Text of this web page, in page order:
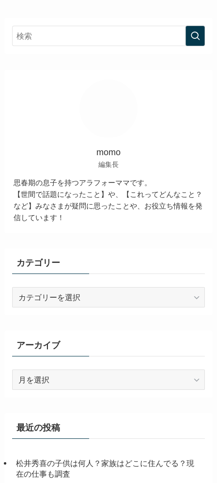
momo
編集長
思春期の息子を持つアラフォーママです。
【世間で話題になったこと】や、【これってどんなこと？
など】みなさまが疑問に思ったことや、お役立ち情報を発
信しています！
カテゴリー
ーアーカイブ
ブ
最近の投稿
松井秀喜の子供は何人？家族はどこに住んでる？現
在の仕事も調査